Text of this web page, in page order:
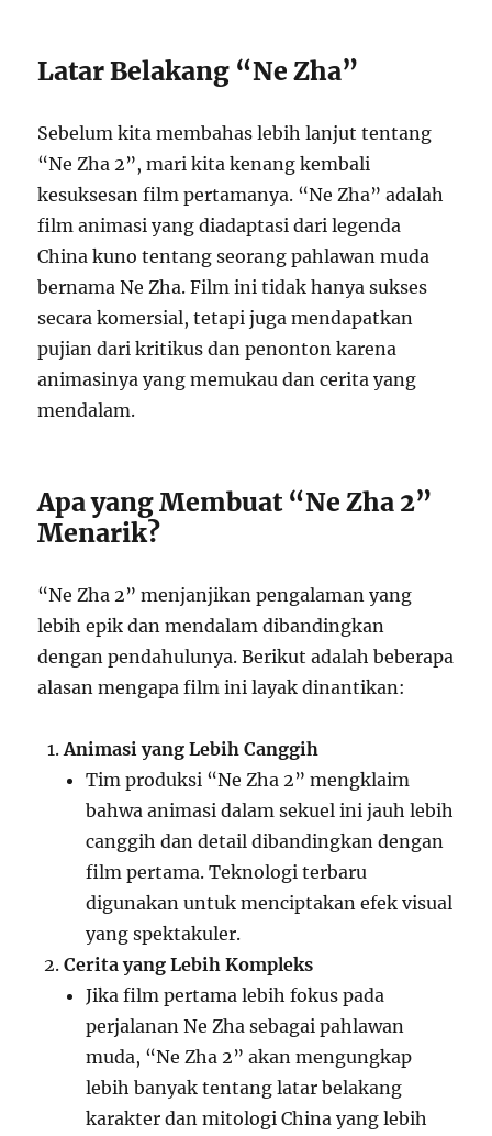
Latar Belakang “Ne Zha”
Sebelum kita membahas lebih lanjut tentang
“Ne Zha 2”, mari kita kenang kembali
kesuksesan film pertamanya. “Ne Zha” adalah
film animasi yang diadaptasi dari legenda
China kuno tentang seorang pahlawan muda
bernama Ne Zha. Film ini tidak hanya sukses
secara komersial, tetapi juga mendapatkan
pujian dari kritikus dan penonton karena
animasinya yang memukau dan cerita yang
mendalam.
Apa yang Membuat “Ne Zha 2”
Menarik?
“Ne Zha 2” menjanjikan pengalaman yang
lebih epik dan mendalam dibandingkan
dengan pendahulunya. Berikut adalah beberapa
alasan mengapa film ini layak dinantikan:
Animasi yang Lebih Canggih
Tim produksi “Ne Zha 2” mengklaim
bahwa animasi dalam sekuel ini jauh lebih
canggih dan detail dibandingkan dengan
film pertama. Teknologi terbaru
digunakan untuk menciptakan efek visual
yang spektakuler.
Cerita yang Lebih Kompleks
Jika film pertama lebih fokus pada
perjalanan Ne Zha sebagai pahlawan
muda, “Ne Zha 2” akan mengungkap
lebih banyak tentang latar belakang
karakter dan mitologi China yang lebih